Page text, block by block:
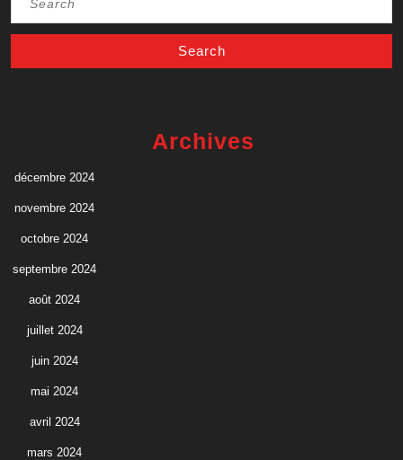
Archives
décembre 2024
novembre 2024
octobre 2024
septembre 2024
août 2024
juillet 2024
juin 2024
mai 2024
avril 2024
mars 2024